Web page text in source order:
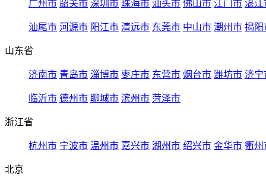
广州市 韶关市 深圳市 珠海市 汕头市 佛山市 江门市 湛江
汕尾市 河源市 阳江市 清远市 东莞市 中山市 潮州市 揭阳
山东省
济南市 青岛市 淄博市 枣庄市 东营市 烟台市 潍坊市 济宁
临沂市 德州市 聊城市 滨州市 菏泽市
浙江省
杭州市 宁波市 温州市 嘉兴市 湖州市 绍兴市 金华市 衢州
北京